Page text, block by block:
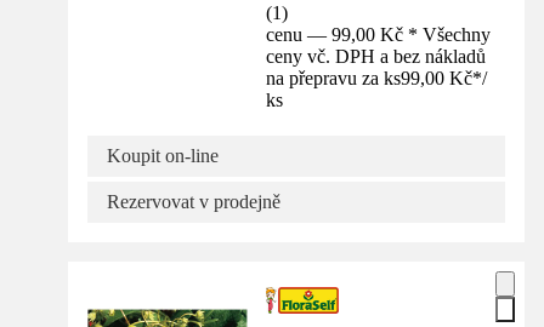
(1)
cenu — 99,00 Kč * Všechny
ceny vč. DPH a bez nákladů
na přepravu za ks99,00 Kč*/
ks
Koupit on-line
Rezervovat v prodejně